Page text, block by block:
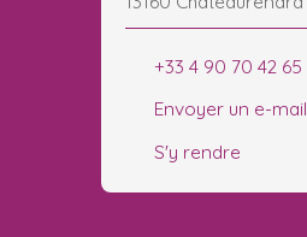
+33 4 90 70 42 65
Envoyer un e-mail
S'y rendre